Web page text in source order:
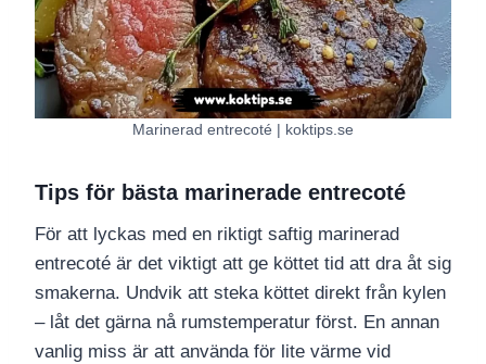
Marinerad entrecoté | koktips.se
Tips för bästa marinerade entrecoté
För att lyckas med en riktigt saftig marinerad
entrecoté är det viktigt att ge köttet tid att dra åt sig
smakerna. Undvik att steka köttet direkt från kylen
– låt det gärna nå rumstemperatur först. En annan
vanlig miss är att använda för lite värme vid